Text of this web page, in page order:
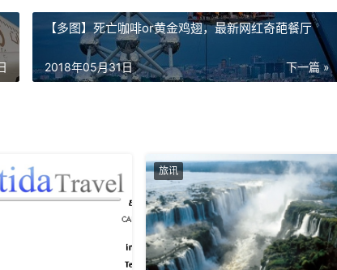
【多图】死亡咖啡or黄金鸡翅，最新网红奇葩餐厅
下一篇 »
2018年05月31日
旅讯